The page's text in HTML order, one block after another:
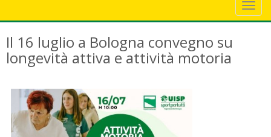
Il 16 luglio a Bologna convegno su
longevità attiva e attività motoria